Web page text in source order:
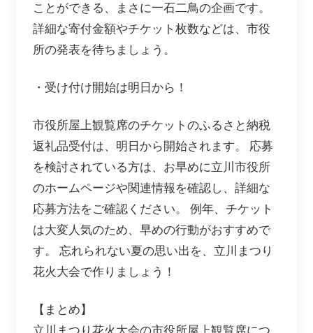
ことができる、まさに一石二鳥の企画です。
詳細な寄付金額やチケット枚数などは、市役
所の発表を待ちましょう。
・受け付け開始は明日から！
市役所屋上観覧席のチケットのふるさと納税
返礼品受付は、明日から開始されます。 応募
を検討されている方は、お早めに立川市役所
のホームページや関連情報を確認し、詳細な
応募方法をご確認ください。 例年、チケット
は大変人気のため、早めの行動がおすすめで
す。 忘れられない夏の思い出を、立川まつり
花火大会で作りましょう！
【まとめ】